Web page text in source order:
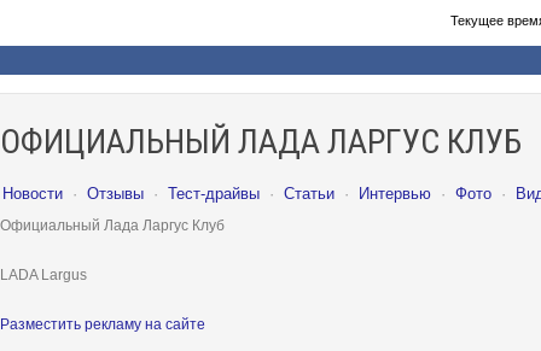
Текущее
ОФИЦИАЛЬНЫЙ ЛАДА ЛАРГУС КЛУБ
Новости · Отзывы · Тест-драйвы · Статьи · Интервью · Фото ·
Официальный Лада Ларгус Клуб
LADA Largus
Разместить рекламу на сайте